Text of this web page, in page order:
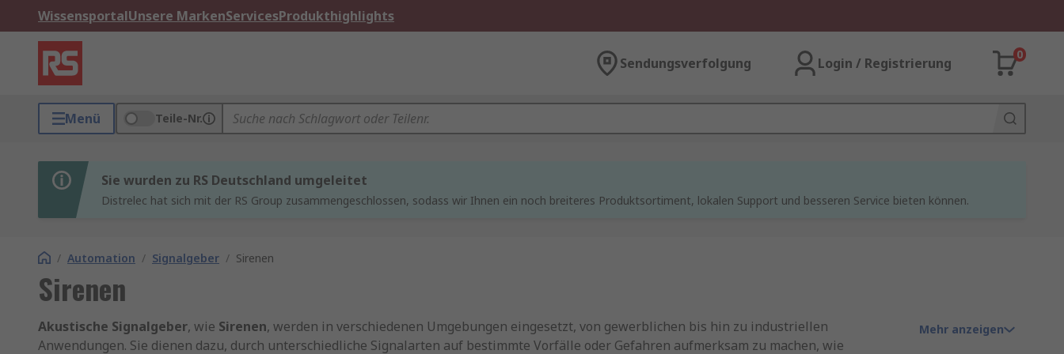
WissensportalUnsere MarkenServicesProdukthighlights
Sendungsverfolgung Login / Registrierung
0
Menü Teile-Nr.
Sie wurden zu RS Deutschland umgeleitet
Distrelec hat sich mit der RS Group zusammengeschlossen, sodass wir Ihnen ein noch breiteres Produktsortiment, lokalen Support und besseren Service bieten können.
/ Automation / Signalgeber / Sirenen
Sirenen
Akustische Signalgeber, wie Sirenen, werden in verschiedenen Umgebungen eingesetzt, von gewerblichen bis hin zu industriellen
Anwendungen. Sie dienen dazu, durch unterschiedliche Signalarten auf bestimmte Vorfälle oder Gefahren aufmerksam zu machen, wie
Mehr anzeigen